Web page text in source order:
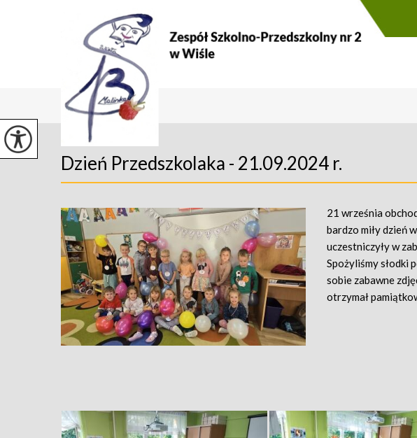
Dzień Przedszkolaka - 21.09.2024 r.
21 września
bardzo miły dzień
uczestniczyły w
Spożyliśmy słodki
sobie zabawne
otrzymał